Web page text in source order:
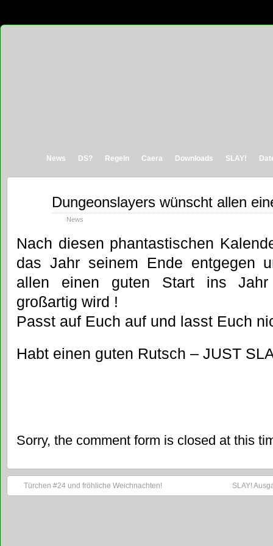
News DS? Regeln Caera Downloads SLAY!
Dungeonslayers wünscht allen
News
Nach diesen phantastischen
das Jahr seinem Ende entgegen
allen einen guten Start ins
großartig wird !
Passt auf Euch auf und lasst Euch
Habt einen guten Rutsch – JUST
Sorry, the comment form is closed at this
Türchen #24 und fröhliche Weichnachten! SLAY!